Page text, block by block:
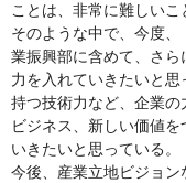
ことは、非常に難しいこ
そのような中で、今度
業振興部に含めて、さ
力を入れていきたいと
持つ技術力など、企業
ビジネス、新しい価値
いきたいと思っている。
今後、産業立地ビジョ